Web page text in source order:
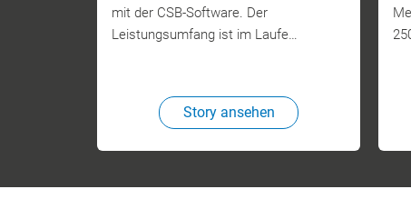
mit der CSB-Software. Der
Leistungsumfang ist im Laufe…
Story ansehen